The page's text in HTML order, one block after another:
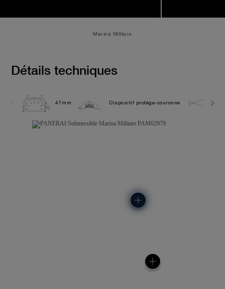
Marina Militare
Détails techniques
47mm Dispositif protège-couronne